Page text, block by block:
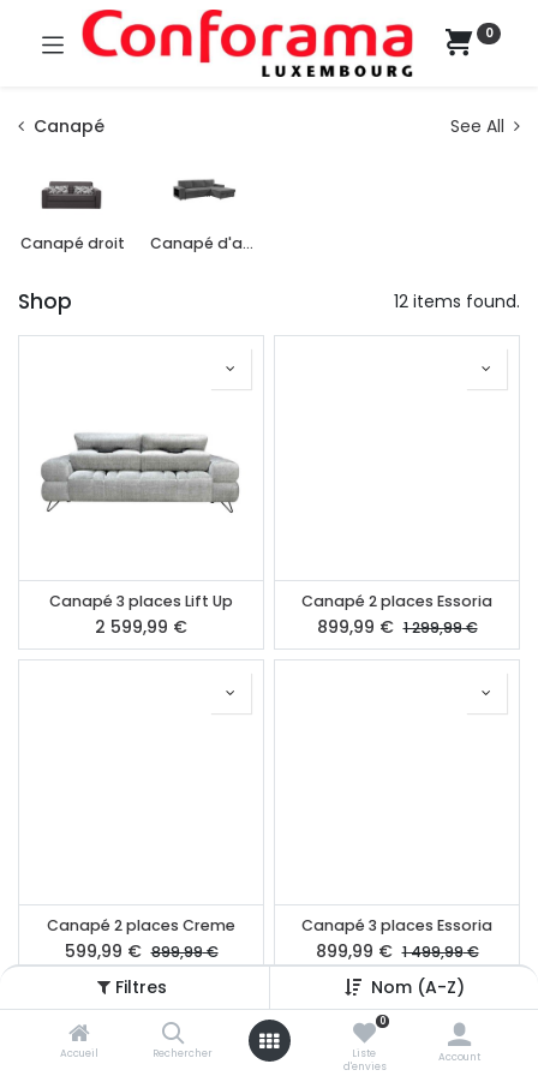
Filtres Nom (A-Z)
Accueil Rechercher
0
Liste
d'envies
Account
0
Canapé See All
Canapé droit Canapé d'angle
Shop 12 items found.
Canapé 3 places Lift Up
2 599,99 €
Canapé 2 places Essoria
899,99 € 1 299,99€
Canapé 2 places Creme
599,99 € 899,99€
Canapé 3 places Essoria
899,99 € 1 499,99€